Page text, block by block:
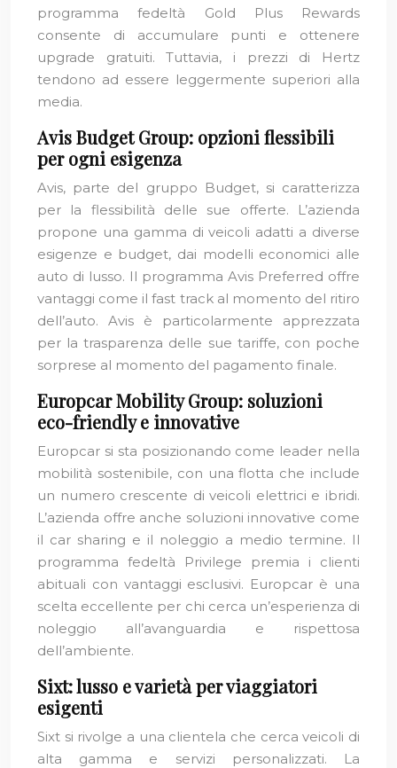
programma fedeltà Gold Plus Rewards
consente di accumulare punti e ottenere
upgrade gratuiti. Tuttavia, i prezzi di Hertz
tendono ad essere leggermente superiori alla
media.
Avis Budget Group: opzioni flessibili
per ogni esigenza
Avis, parte del gruppo Budget, si caratterizza
per la flessibilità delle sue offerte. L’azienda
propone una gamma di veicoli adatti a diverse
esigenze e budget, dai modelli economici alle
auto di lusso. Il programma Avis Preferred offre
vantaggi come il fast track al momento del ritiro
dell’auto. Avis è particolarmente apprezzata
per la trasparenza delle sue tariffe, con poche
sorprese al momento del pagamento finale.
Europcar Mobility Group: soluzioni
eco-friendly e innovative
Europcar si sta posizionando come leader nella
mobilità sostenibile, con una flotta che include
un numero crescente di veicoli elettrici e ibridi.
L’azienda offre anche soluzioni innovative come
il car sharing e il noleggio a medio termine. Il
programma fedeltà Privilege premia i clienti
abituali con vantaggi esclusivi. Europcar è una
scelta eccellente per chi cerca un’esperienza di
noleggio all’avanguardia e rispettosa
dell’ambiente.
Sixt: lusso e varietà per viaggiatori
esigenti
Sixt si rivolge a una clientela che cerca veicoli di
alta gamma e servizi personalizzati. La